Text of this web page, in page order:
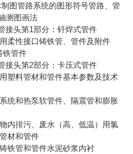
图管路系统的图形符号管路、管
测图画法
接头第1部分：钎焊式管件
柔性接口铸铁管、管件及附件
铁管件
接头第2部分：卡压式管件
塑料管材和管件基本参数及技术
统和热泵软管件、隔震管和膨胀
内排污、废水（高、低温）用氯
材和管件
铁管和管件水泥砂浆内衬